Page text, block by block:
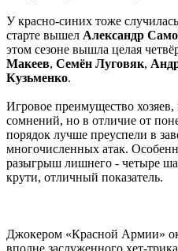
У красно-синих тоже
старте вышел Александр
этом сезоне вышла целая
Макеев, Семён Луговяк,
Кузьменко.
Игровое преимущество
сомнений, но в отличие от
порядок лучше преуспели в
многочисленных атак.
разыгрыш лишнего - четыре
крути, отличный показатель.
Джокером «Красной Армии»
вполне заслуженного хет-